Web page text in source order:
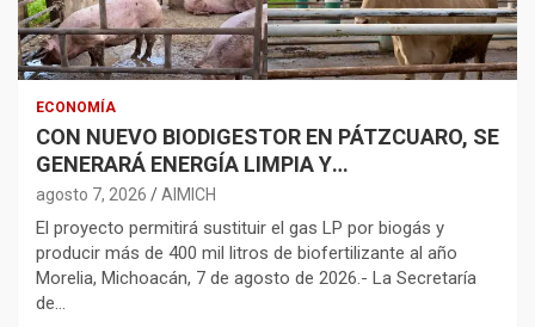
ECONOMÍA
CON NUEVO BIODIGESTOR EN PÁTZCUARO, SE
GENERARÁ ENERGÍA LIMPIA Y
BIOFERTILIZANTES
agosto 7, 2026 AIMICH
El proyecto permitirá sustituir el gas LP por biogás y
producir más de 400 mil litros de biofertilizante al año
Morelia, Michoacán, 7 de agosto de 2026.- La Secretaría
de…